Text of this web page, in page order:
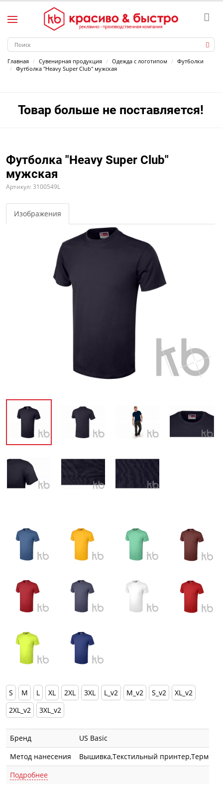
Главная Сувенирная продукция Одежда с логотипом
Футболки
Футболка "Heavy Super Club" мужская
Товар больше не поставляется!
Футболка "Heavy Super Club"
мужская
Артикул: 3100549L
Изображения
S M L XL 2XL 3XL L_v2 M_v2 S_v2
XL_v2
2XL_v2
3XL_v2
Бренд
US Basic
Метод нанесения
Вышивка,Текстильный
Подробнее